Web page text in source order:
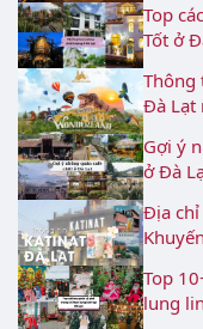
Top
Tốt ở
Thông
Đà Lạt
Gợi ý
ở Đà
Địa chỉ
Top
lung